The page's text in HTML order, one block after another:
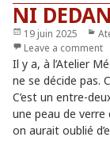
NI
Publié
le
19 juin 2025
Leave a comment
Il y a, à l’Atelier
ne se décide pas.
C’est un entre-
une peau de
on aurait oublié